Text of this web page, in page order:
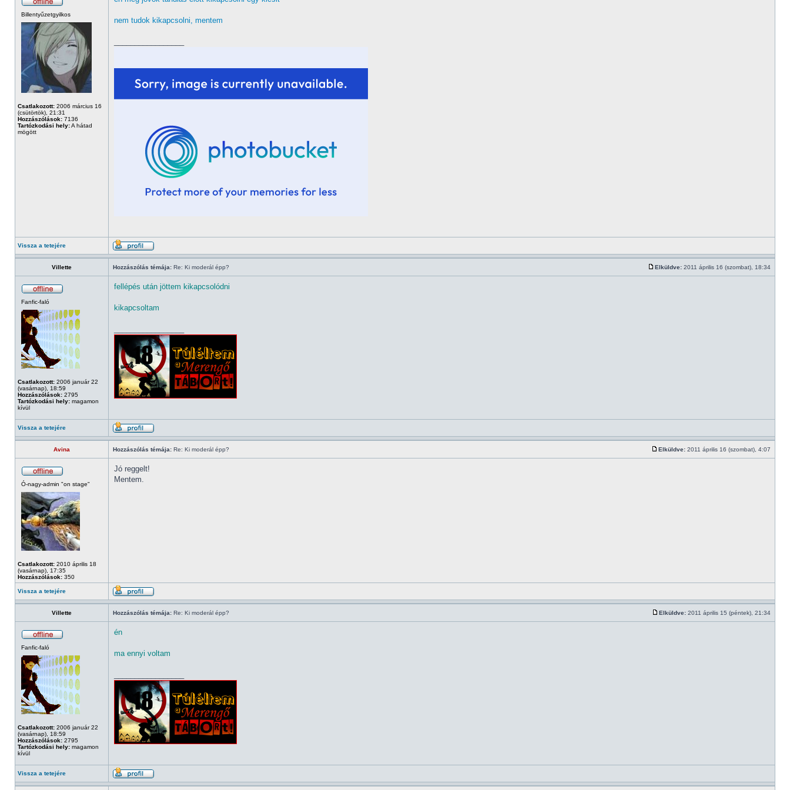
Billentyűzetgyilkos
Csatlakozott: 2006 március 16
(csütörtök), 21:31
Hozzászólások: 7136
Tartózkodási hely:A hátad
mögött
nem tudok kikapcsolni, mentem
Vissza a tetejére
Villette Hozzászólás témája: Re: Ki moderál épp? Elküldve: 2011 április 16 (szombat), 18:34
Fanfic-faló
Csatlakozott: 2006 január 22
(vasárnap), 18:59
Hozzászólások: 2795
Tartózkodási hely: magamon
kívül
fellépés után jöttem kikapcsolódni
kikapcsoltam
Vissza a tetejére
Avina Hozzászólás témája: Re: Ki moderál épp? Elküldve: 2011 április 16 (szombat), 4:07
Ó-nagy-admin "on stage"
Csatlakozott: 2010 április 18
(vasárnap), 17:35
Hozzászólások: 350
Jó reggelt!
Mentem.
Vissza a tetejére
Villette Hozzászólás témája: Re: Ki moderál épp? Elküldve: 2011 április 15 (péntek), 21:34
Fanfic-faló
Csatlakozott: 2006 január 22
(vasárnap), 18:59
Hozzászólások: 2795
Tartózkodási hely: magamon
kívül
én
ma ennyi voltam
Vissza a tetejére